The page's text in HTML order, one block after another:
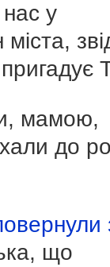
у
мамою,
до
що